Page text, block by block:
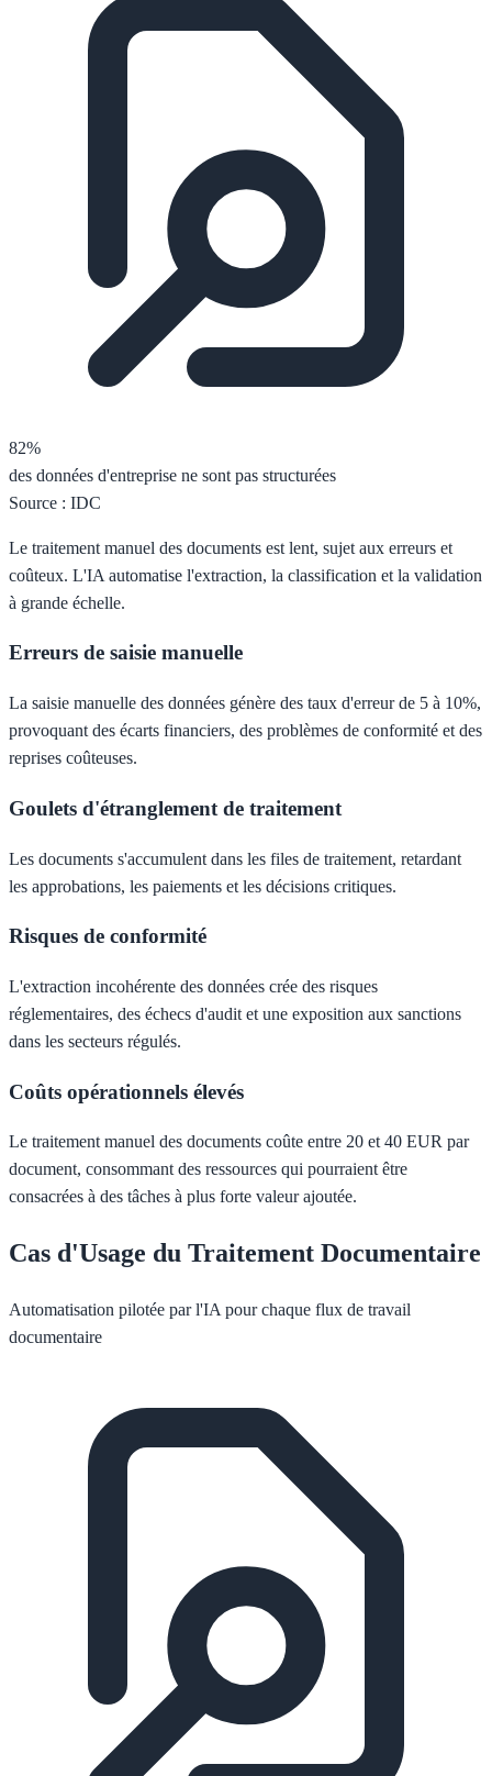
82%
des données d'entreprise ne sont pas structurées
Source : IDC
Le traitement manuel des documents est lent, sujet aux erreurs et
coûteux. L'IA automatise l'extraction, la classification et la validation
à grande échelle.
Erreurs de saisie manuelle
La saisie manuelle des données génère des taux d'erreur de 5 à 10%,
provoquant des écarts financiers, des problèmes de conformité et des
reprises coûteuses.
Goulets d'étranglement de traitement
Les documents s'accumulent dans les files de traitement, retardant
les approbations, les paiements et les décisions critiques.
Risques de conformité
L'extraction incohérente des données crée des risques
réglementaires, des échecs d'audit et une exposition aux sanctions
dans les secteurs régulés.
Coûts opérationnels élevés
Le traitement manuel des documents coûte entre 20 et 40 EUR par
document, consommant des ressources qui pourraient être
consacrées à des tâches à plus forte valeur ajoutée.
Cas d'Usage du Traitement Documentaire
Automatisation pilotée par l'IA pour chaque flux de travail
documentaire